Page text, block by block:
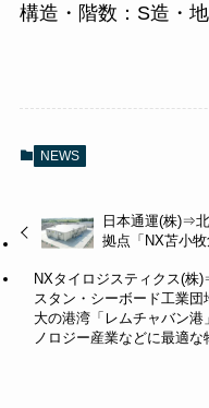
構造・階数：S造・
NEWS
日本通運(株)⇒
拠点「NX苫小
NXタイロジスティクス(株
スタン・シーボード工業
大の港湾「レムチャバン
ノロジー産業などに最適